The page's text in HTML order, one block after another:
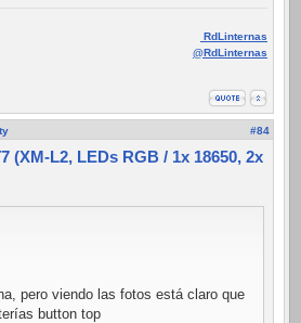
RdLinternas
@RdLinternas
#84
(XM-L2, LEDs RGB / 1x 18650, 2x
pero viendo las fotos está claro que
button top